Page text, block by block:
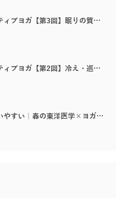
ブヨガ【第3回】眠りの質…
ブヨガ【第2回】冷え・巡…
やすい｜春の東洋医学×ヨガ…